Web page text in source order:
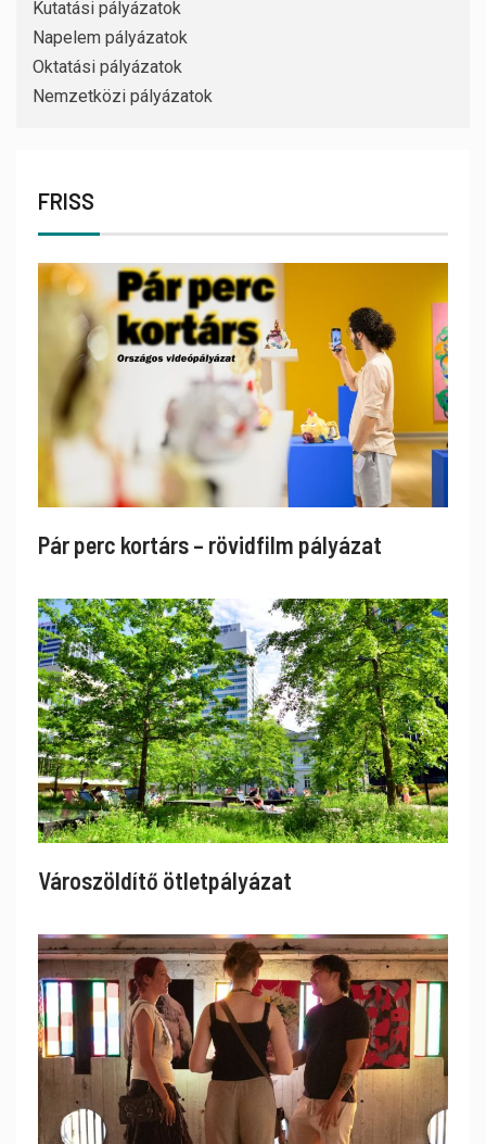
Kutatási pályázatok
Napelem pályázatok
Oktatási pályázatok
Nemzetközi pályázatok
FRISS
Pár perc kortárs – rövidfilm pályázat
Városzöldítő ötletpályázat